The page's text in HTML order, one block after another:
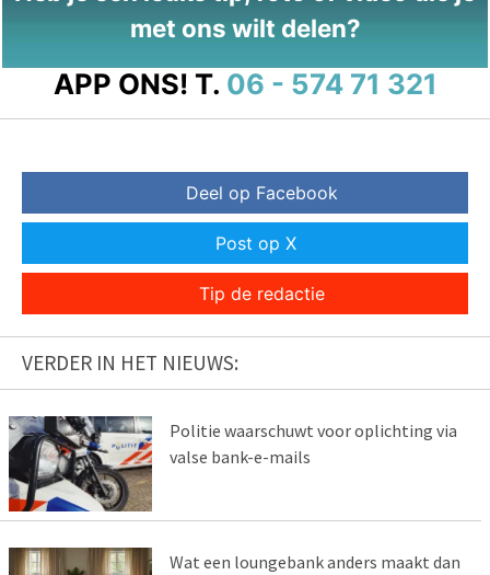
met ons wilt delen?
APP ONS! T. 06 - 574 71 321
Deel op Facebook
Post op X
Tip de redactie
VERDER IN HET NIEUWS:
Politie waarschuwt voor oplichting via
valse bank-e-mails
Wat een loungebank anders maakt dan